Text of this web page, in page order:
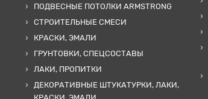
ПОДВЕСНЫЕ ПОТОЛКИ ARMSTRONG
СТРОИТЕЛЬНЫЕ СМЕСИ
КРАСКИ, ЭМАЛИ
ГРУНТОВКИ, СПЕЦСОСТАВЫ
ЛАКИ, ПРОПИТКИ
ДЕКОРАТИВНЫЕ ШТУКАТУРКИ, ЛАКИ,